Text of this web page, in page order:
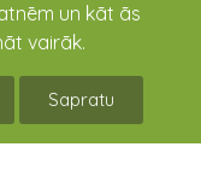
un kāt ās
vairāk.
Sapratu